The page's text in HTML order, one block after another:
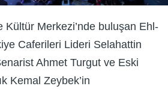
Kültür Merkezi’nde buluşan Ehl-
Caferileri Lideri Selahattin
Ahmet Turgut ve Eski
Kemal Zeybek’in